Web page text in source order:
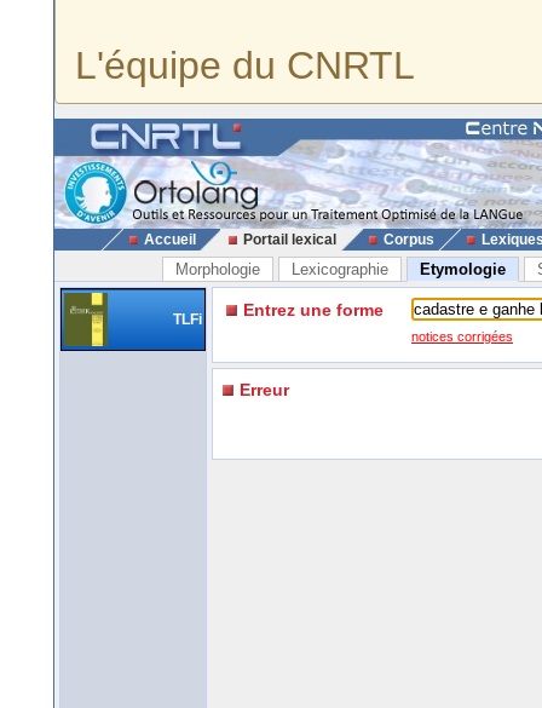
L'équipe du CNRTL
Accueil Portail lexical Corpus
Morphologie Lexicographie Etymologie
TLFi Entrez une forme
notices corrigées
Erreur